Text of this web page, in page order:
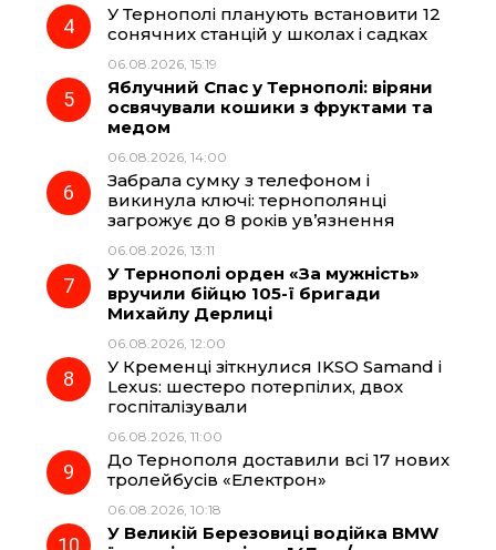
У Тернополі планують встановити 12
сонячних станцій у школах і садках
06.08.2026, 15:19
Яблучний Спас у Тернополі: віряни
освячували кошики з фруктами та
медом
06.08.2026, 14:00
Забрала сумку з телефоном і
викинула ключі: тернополянці
загрожує до 8 років ув’язнення
06.08.2026, 13:11
У Тернополі орден «За мужність»
вручили бійцю 105-ї бригади
Михайлу Дерлиці
06.08.2026, 12:00
У Кременці зіткнулися IKSO Samand і
Lexus: шестеро потерпілих, двох
госпіталізували
06.08.2026, 11:00
До Тернополя доставили всі 17 нових
тролейбусів «Електрон»
06.08.2026, 10:18
У Великій Березовиці водійка BMW